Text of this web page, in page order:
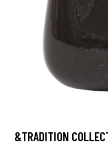
&TRADITION